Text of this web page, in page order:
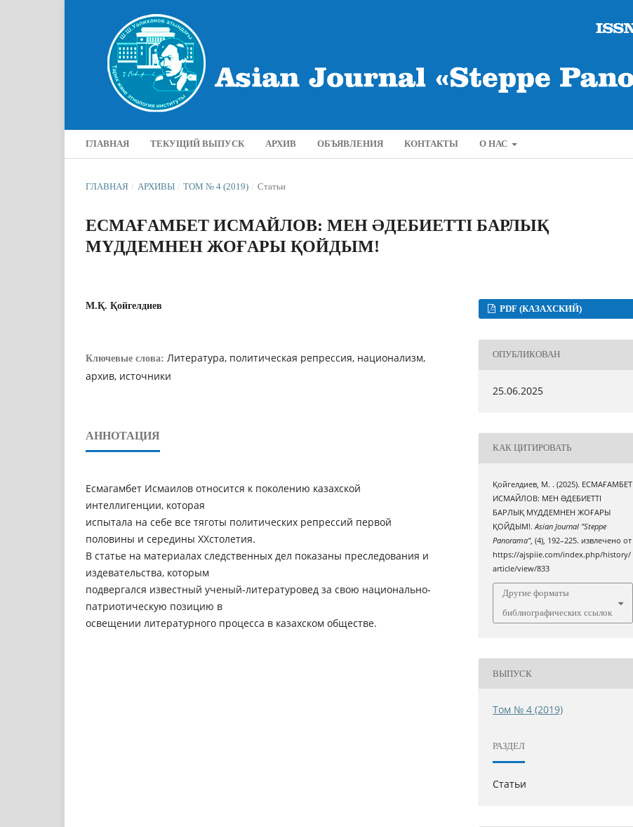
ГЛАВНАЯ ТЕКУЩИЙ ВЫПУСК АРХИВ ОБЪЯВЛЕНИЯ КОНТАКТЫ О НАС
ГЛАВНАЯ / АРХИВЫ / ТОМ № 4 (2019) / Статьи
ЕСМАҒАМБЕТ ИСМАЙЛОВ: МЕН ƏДЕБИЕТТІ БАРЛЫҚ
МҮДДЕМНЕН ЖОҒАРЫ ҚОЙДЫМ!
М.Қ. Қойгелдиев
Ключевые слова: Литература, политическая репрессия, национализм,
архив, источники
АННОТАЦИЯ
Есмагамбет Исмаилов относится к поколению казахской
интеллигенции, которая
испытала на себе все тяготы политических репрессий первой
половины и середины XXстолетия.
В статье на материалах следственных дел показаны преследования и
издевательства, которым
подвергался известный ученый-литературовед за свою национально-
патриотическую позицию в
освещении литературного процесса в казахском обществе.
PDF (КАЗАХСКИЙ)
ОПУБЛИКОВАН
25.06.2025
КАК ЦИТИРОВАТЬ
Қойгелдиев, М. . (2025). ЕСМАҒАМБЕТ
ИСМАЙЛОВ: МЕН ƏДЕБИЕТТІ
БАРЛЫҚ МҮДДЕМНЕН ЖОҒАРЫ
ҚОЙДЫМ!.Asian Journal "Steppe
Panorama", (4), 192–225. извлечено от
https://ajspiie.com/index.php/history/
article/view/833
Другие форматы
библиографических ссылок
ВЫПУСК
Том № 4 (2019)
РАЗДЕЛ
Статьи